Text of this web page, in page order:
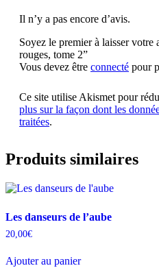
Il n’y a pas encore d’avis.
Soyez le premier à laisser votre
rouges, tome 2”
Vous devez être connecté pour
Ce site utilise Akismet pour
plus sur la façon dont les
traitées.
Produits similaires
Les danseurs de l’aube
20,00€
Ajouter au panier